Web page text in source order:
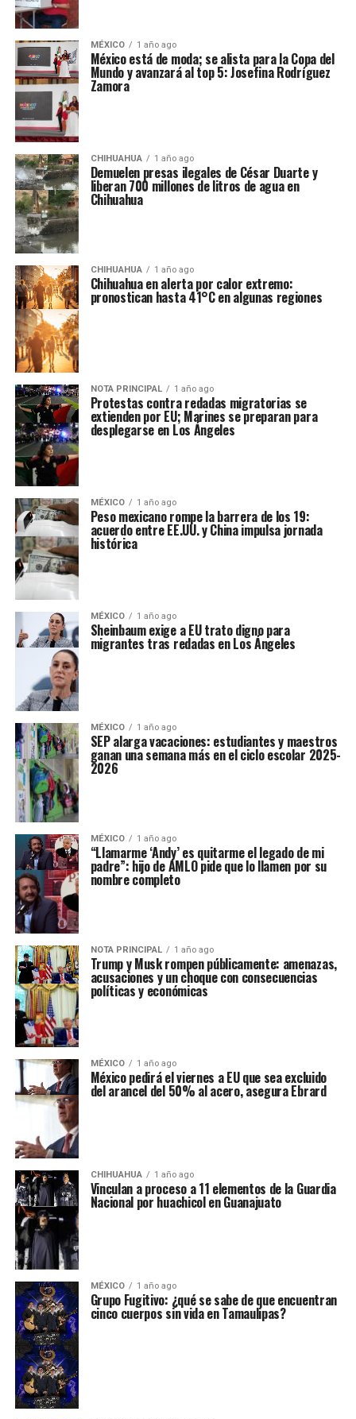
MÉXICO 1 año ago
México está de moda; se alista para la Copa del
Mundo y avanzará al top 5: Josefina Rodríguez
Zamora
CHIHUAHUA 1 año ago
Demuelen presas ilegales de César Duarte y
liberan 700 millones de litros de agua en
Chihuahua
CHIHUAHUA 1 año ago
Chihuahua en alerta por calor extremo:
pronostican hasta 41°C en algunas regiones
NOTA PRINCIPAL 1 año ago
Protestas contra redadas migratorias se
extienden por EU; Marines se preparan para
desplegarse en Los Ángeles
MÉXICO 1 año ago
Peso mexicano rompe la barrera de los 19:
acuerdo entre EE.UU. y China impulsa jornada
histórica
MÉXICO 1 año ago
Sheinbaum exige a EU trato digno para
migrantes tras redadas en Los Ángeles
MÉXICO 1 año ago
SEP alarga vacaciones: estudiantes y maestros
ganan una semana más en el ciclo escolar 2025-
2026
MÉXICO 1 año ago
“Llamarme ‘Andy’ es quitarme el legado de mi
padre”: hijo de AMLO pide que lo llamen por su
nombre completo
NOTA PRINCIPAL 1 año ago
Trump y Musk rompen públicamente: amenazas,
acusaciones y un choque con consecuencias
políticas y económicas
MÉXICO 1 año ago
México pedirá el viernes a EU que sea excluido
del arancel del 50% al acero, asegura Ebrard
CHIHUAHUA 1 año ago
Vinculan a proceso a 11 elementos de la Guardia
Nacional por huachicol en Guanajuato
MÉXICO 1 año ago
Grupo Fugitivo: ¿qué se sabe de que encuentran
cinco cuerpos sin vida en Tamaulipas?